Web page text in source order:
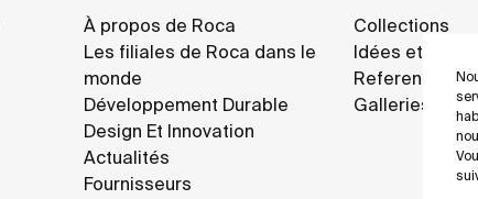
À propos de Roca
Les filiales de Roca dans le
monde
Développement Durable
Design Et Innovation
Actualités
Fournisseurs
Collections
Idées et
Reference
Galleries